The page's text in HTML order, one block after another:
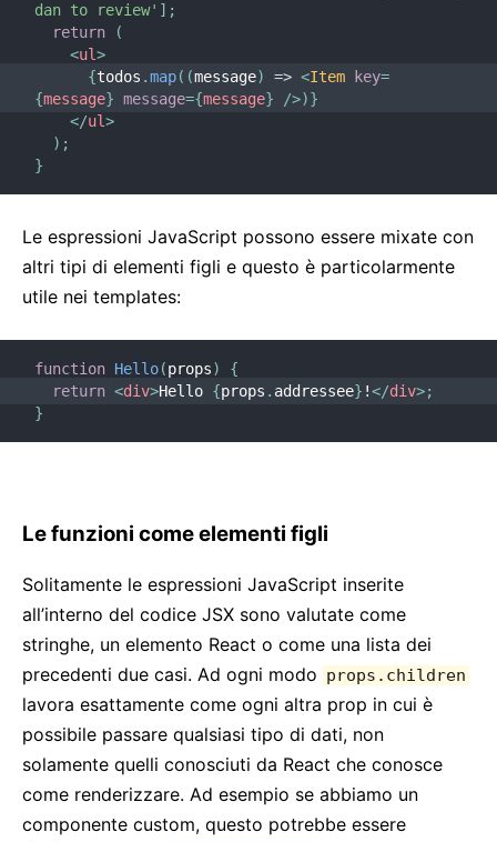
dan to review' ] ;
return
(
<ul>
{todos .map( (message) => <Item key=
{message} message={message} />)}
</ul>
) ;
}
Le espressioni JavaScript possono essere mixate con
altri tipi di elementi figli e questo è particolarmente
utile nei templates:
function Hello(props)
{
return <div>Hello {props . addressee} !</div>;
}
Le funzioni come elementi figli
Solitamente le espressioni JavaScript inserite
all’interno del codice JSX sono valutate come
stringhe, un elemento React o come una lista dei
precedenti due casi. Ad ogni modo props.children
lavora esattamente come ogni altra prop in cui è
possibile passare qualsiasi tipo di dati, non
solamente quelli conosciuti da React che conosce
come renderizzare. Ad esempio se abbiamo un
componente custom, questo potrebbe essere